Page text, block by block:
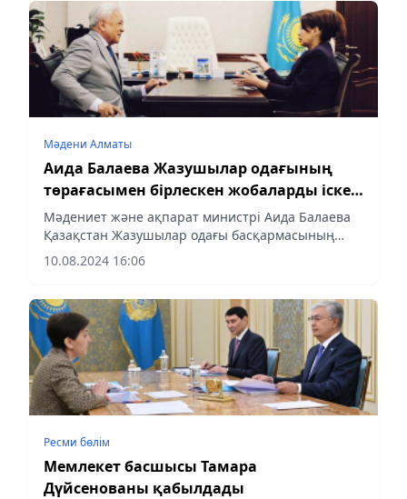
Мәдени Алматы
Аида Балаева Жазушылар одағының
төрағасымен бірлескен жобаларды іске
асыру мәселелерін талқылады
Мәдениет және ақпарат министрі Аида Балаева
Қазақстан Жазушылар одағы басқармасының
Төрағасы Мереке Құлкеновпен кездесті.
10.08.2024 16:06
Ресми бөлім
Мемлекет басшысы Тамара
Дүйсенованы қабылдады